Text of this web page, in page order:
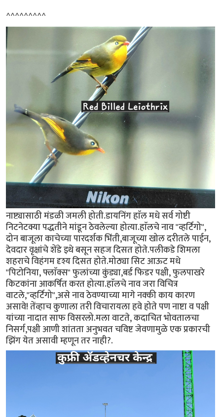
^^^^^^^^^
नाष्ट्यासाठी मंडळी जमली होती.डायनिंग हाॅल मधे सर्व गोष्टी
निटनेटक्या पद्धतीने मांडून ठेवलेल्या होत्या.हाॅलचे नाव "व्हर्टिगो",
दोन बाजूला काचेच्या पारदर्शक भिंती,बाजूच्या खोल दरीतले पाईन,
देवदार वृक्षांचे शेंडे इथे बसून सहज दिसत होते.पलीकडे शिमला
शहराचे विहंगम दृश्य दिसत होते.मोठ्या सिट आऊट मधे
"पिटोनिया, फ्लाॅक्स" फुलांच्या कुंड्या,बर्ड फिडर पक्षी, फुलपाखरे
किटकांना आकर्षित करत होत्या.हाॅलचे नाव जरा विचित्र
वाटले,"व्हर्टिगो",असे नाव ठेवण्याच्या मागे नक्की काय कारण
असावे! तेंव्हाच कुणाला तरी विचारायला हवे होते पण नाष्टा व पक्षी
यांच्या नादात साफ विसरलो.मला वाटते, कदाचित भोवतालचा
निसर्ग,पक्षी आणी शांतता अनुभवत चविष्ट जेवणामुळे एक प्रकारची
झिंग येत असावी म्हणून तर नाही?.